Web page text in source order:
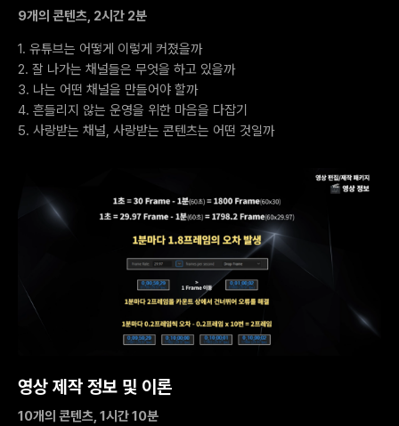
9개의 콘텐츠, 2시간 2분
1. 유튜브는 어떻게 이렇게 커졌을까
2. 잘 나가는 채널들은 무엇을 하고 있을까
3. 나는 어떤 채널을 만들어야 할까
4. 흔들리지 않는 운영을 위한 마음을 다잡기
5. 사랑받는 채널, 사랑받는 콘텐츠는 어떤 것일까
영상 제작 정보 및 이론
10개의 콘텐츠, 1시간 10분